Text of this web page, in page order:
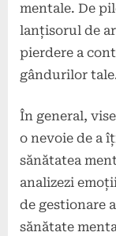
mentale. De
lanțisorul de
pierdere a
gândurilor
În general,
o nevoie de a
sănătatea
analizezi
de gestionare
sănătate